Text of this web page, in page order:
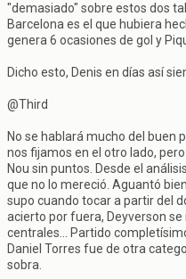
"demasiado" sobre estos dos
Barcelona es el que hubiera
genera 6 ocasiones de gol y
Dicho esto, Denis en días así
@Third
No se hablará mucho del buen
nos fijamos en el otro lado,
Nou sin puntos. Desde el
que no lo mereció. Aguantó
supo cuando tocar a partir del
acierto por fuera, Deyverson
centrales... Partido
Daniel Torres fue de otra
sobra.